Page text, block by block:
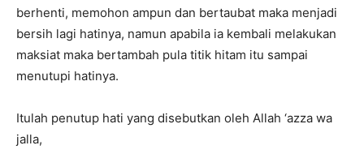
berhenti, memohon ampun dan bertaubat maka menjadi
bersih lagi hatinya, namun apabila ia kembali melakukan
maksiat maka bertambah pula titik hitam itu sampai
menutupi hatinya.
Itulah penutup hati yang disebutkan oleh Allah ‘azza wa
jalla,